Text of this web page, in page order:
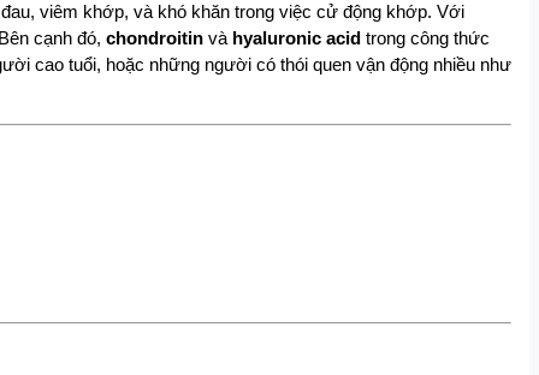
viêm khớp, và khó khăn trong việc cử động khớp. Với
cạnh đó, chondroitin và hyaluronic acid trong công thức
cao tuổi, hoặc những người có thói quen vận động nhiều như